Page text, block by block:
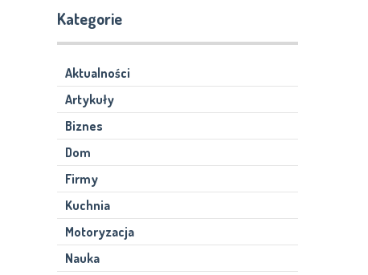
Kategorie
Aktualności
Artykuły
Biznes
Dom
Firmy
Kuchnia
Motoryzacja
Nauka